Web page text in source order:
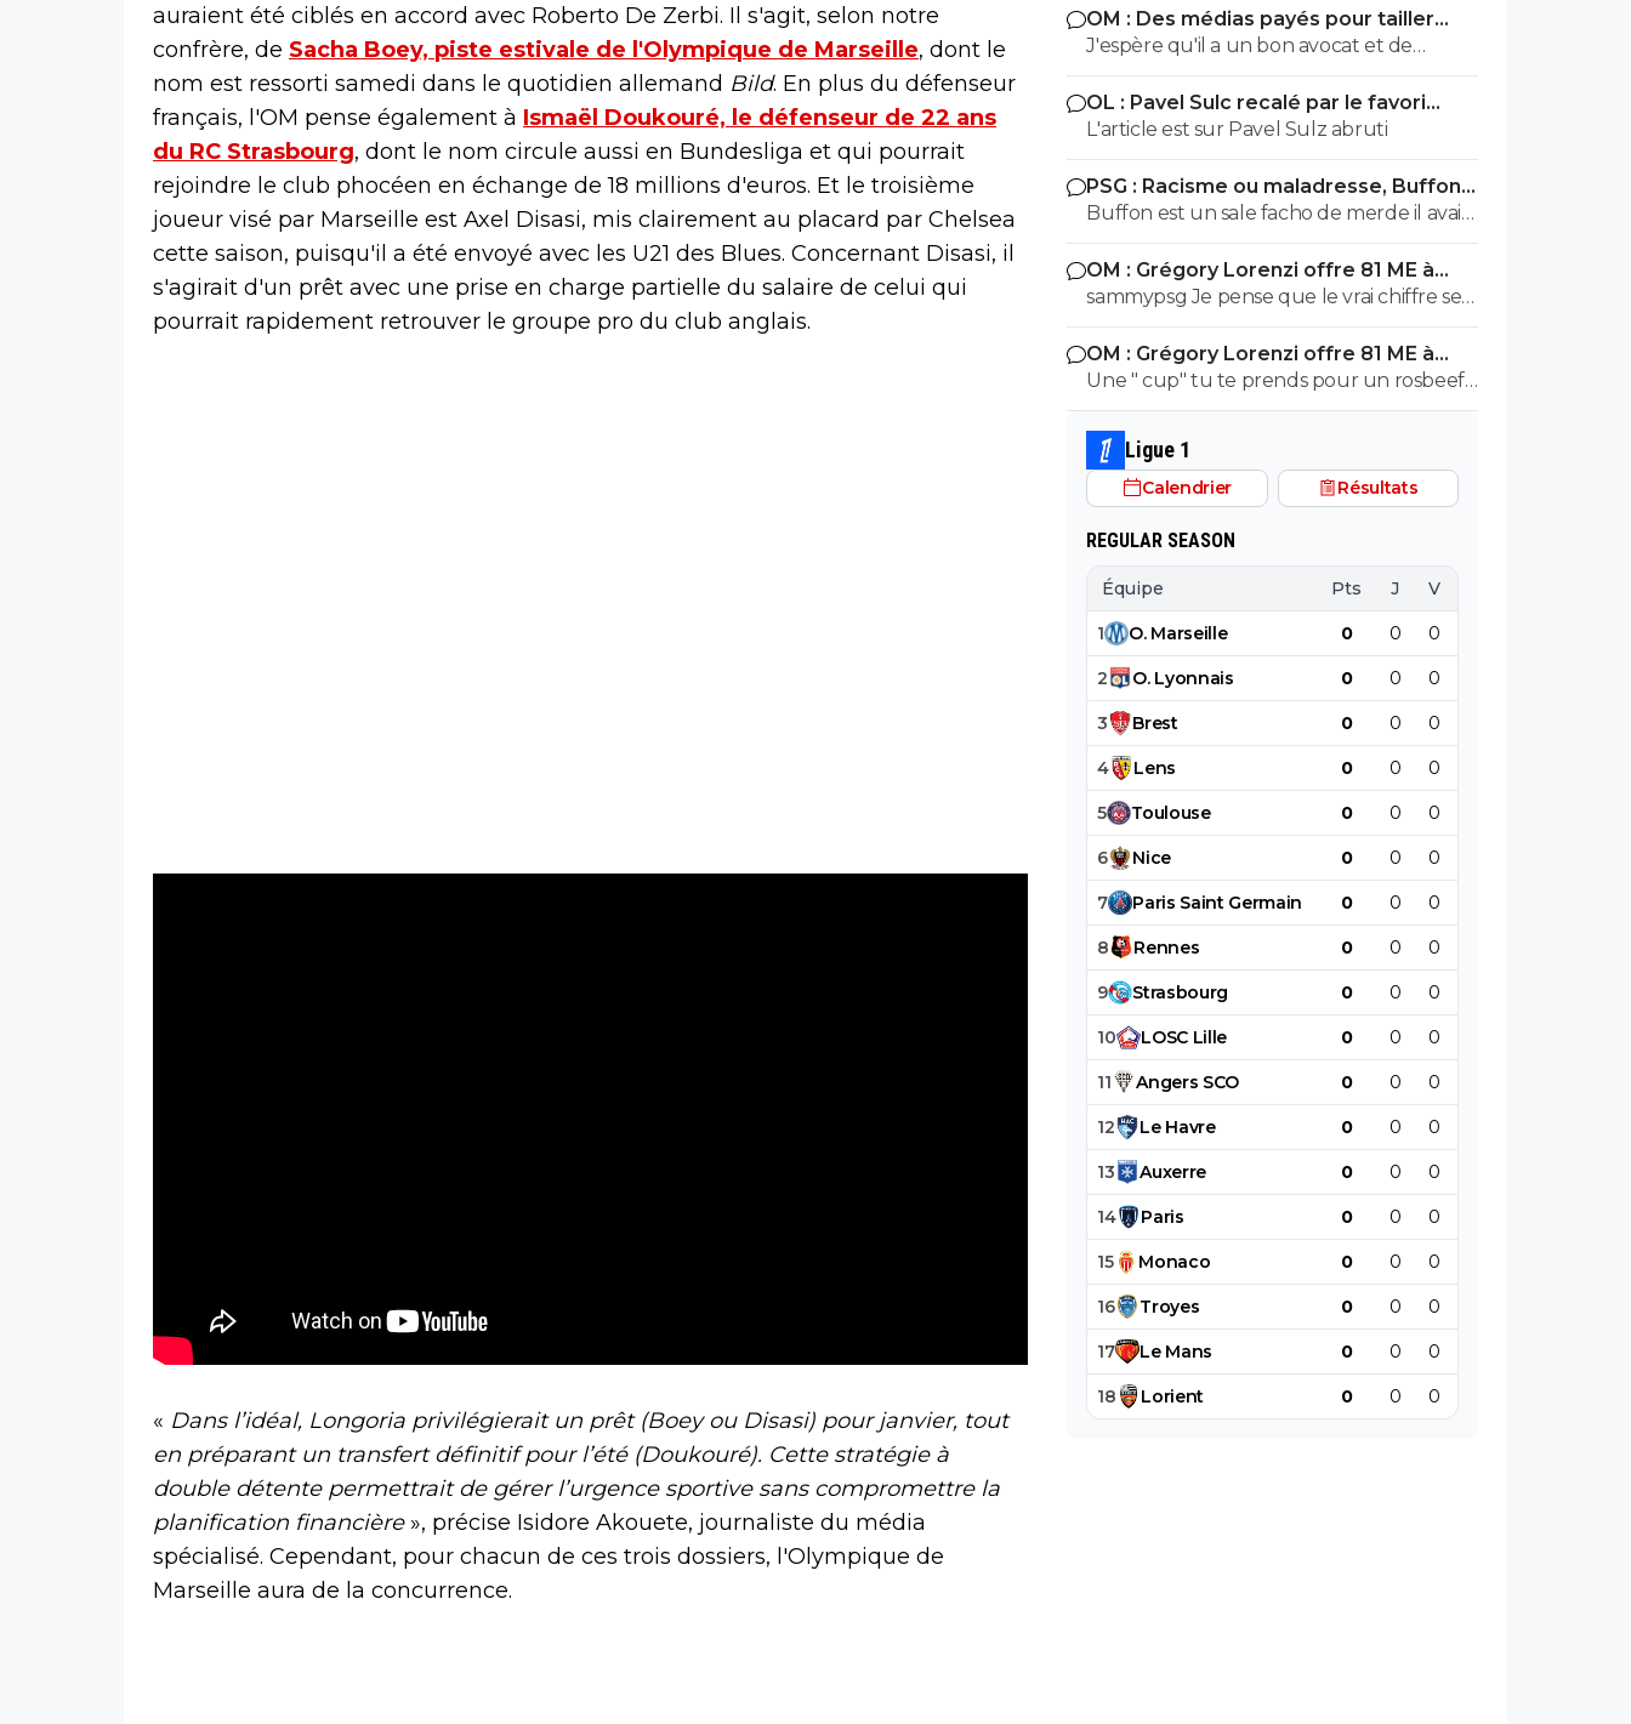
auraient été ciblés en accord avec Roberto De Zerbi. Il s'agit, selon notre
confrère, de Sacha Boey, piste estivale de l'Olympique de Marseille, dont le
nom est ressorti samedi dans le quotidien allemand Bild. En plus du défenseur
français, l'OM pense également à Ismaël Doukouré, le défenseur de 22 ans
du RC Strasbourg, dont le nom circule aussi en Bundesliga et qui pourrait
rejoindre le club phocéen en échange de 18 millions d'euros. Et le troisième
joueur visé par Marseille est Axel Disasi, mis clairement au placard par Chelsea
cette saison, puisqu'il a été envoyé avec les U21 des Blues. Concernant Disasi, il
s'agirait d'un prêt avec une prise en charge partielle du salaire de celui qui
pourrait rapidement retrouver le groupe pro du club anglais.
« Dans l’idéal, Longoria privilégierait un prêt (Boey ou Disasi) pour janvier, tout
en préparant un transfert définitif pour l’été (Doukouré). Cette stratégie à
double détente permettrait de gérer l’urgence sportive sans compromettre la
planification financière », précise Isidore Akouete, journaliste du média
spécialisé. Cependant, pour chacun de ces trois dossiers, l'Olympique de
Marseille aura de la concurrence.
OM : Des médias payés pour tailler
l’OL, McCourt accusé
J'espère qu'il a un bon avocat et de
bonnes preuves parce qu'il va vite
exploser en vol avec ses différentes
révélations
OL : Pavel Sulc recalé par le favori
numéro 1 du mercato
L'article est sur Pavel Sulz abruti
PSG : Racisme ou maladresse, Buffon
écarte Suzuki
Buffon est un sale facho de merde il avait
le numéro 88 cetait pas un hasard...
OM : Grégory Lorenzi offre 81 ME à
Frank McCourt
sammypsg Je pense que le vrai chiffre se
situe entre 620 et 700 M
OM : Grégory Lorenzi offre 81 ME à
Frank McCourt
Une " cup" tu te prends pour un rosbeef
? Lol
Ligue 1
Calendrier Résultats
REGULAR SEASON
Équipe Pts J V
1 O. Marseille 0 0 0
2 O. Lyonnais 0 0 0
3 Brest 0 0 0
4 Lens 0 0 0
5 Toulouse 0 0 0
6 Nice 0 0 0
7 Paris Saint Germain 0 0 0
8 Rennes 0 0 0
9 Strasbourg 0 0 0
10 LOSC Lille 0 0 0
11 Angers SCO 0 0 0
12 Le Havre 0 0 0
13 Auxerre 0 0 0
14 Paris 0 0 0
15 Monaco 0 0 0
16 Troyes 0 0 0
17 Le Mans 0 0 0
18 Lorient 0 0 0